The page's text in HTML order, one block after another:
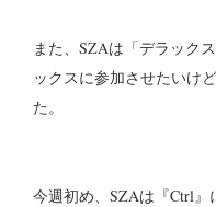
また、SZAは「デラック
ックスに参加させたいけ
た。
今週初め、SZAは『Ctrl